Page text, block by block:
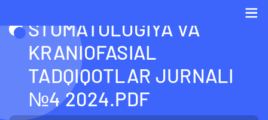
STOMATOLOGIYA VA
KRANIOFASIAL
TADQIQOTLAR JURNALI
№4 2024.PDF